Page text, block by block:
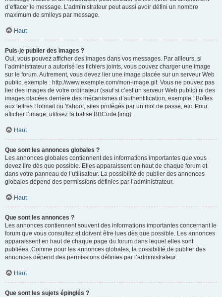
d’effacer le message. L’administrateur peut aussi avoir défini un nombre
maximum de smileys par message.
Haut
Puis-je publier des images ?
Oui, vous pouvez afficher des images dans vos messages. Par ailleurs, si
l’administrateur a autorisé les fichiers joints, vous pouvez charger une image
sur le forum. Autrement, vous devez lier une image placée sur un serveur Web
public, exemple : http://www.exemple.com/mon-image.gif. Vous ne pouvez pas
lier des images de votre ordinateur (sauf si c’est un serveur Web public) ni des
images placées derrière des mécanismes d’authentification, exemple : Boîtes
aux lettres Hotmail ou Yahoo!, sites protégés par un mot de passe, etc. Pour
afficher l’image, utilisez la balise BBCode [img].
Haut
Que sont les annonces globales ?
Les annonces globales contiennent des informations importantes que vous
devez lire dès que possible. Elles apparaissent en haut de chaque forum et
dans votre panneau de l’utilisateur. La possibilité de publier des annonces
globales dépend des permissions définies par l’administrateur.
Haut
Que sont les annonces ?
Les annonces contiennent souvent des informations importantes concernant le
forum que vous consultez et doivent être lues dès que possible. Les annonces
apparaissent en haut de chaque page du forum dans lequel elles sont
publiées. Comme pour les annonces globales, la possibilité de publier des
annonces dépend des permissions définies par l’administrateur.
Haut
Que sont les sujets épinglés ?